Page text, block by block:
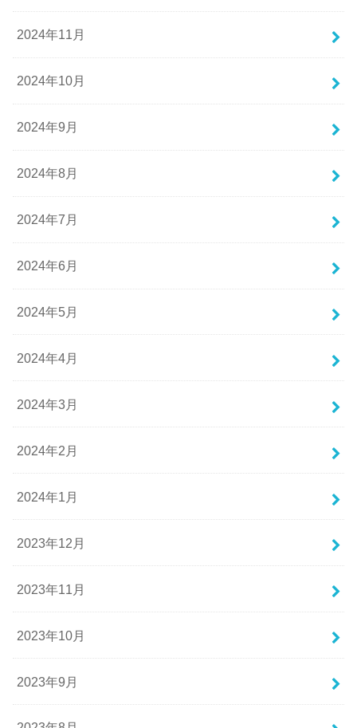
2024年11月
2024年10月
2024年9月
2024年8月
2024年7月
2024年6月
2024年5月
2024年4月
2024年3月
2024年2月
2024年1月
2023年12月
2023年11月
2023年10月
2023年9月